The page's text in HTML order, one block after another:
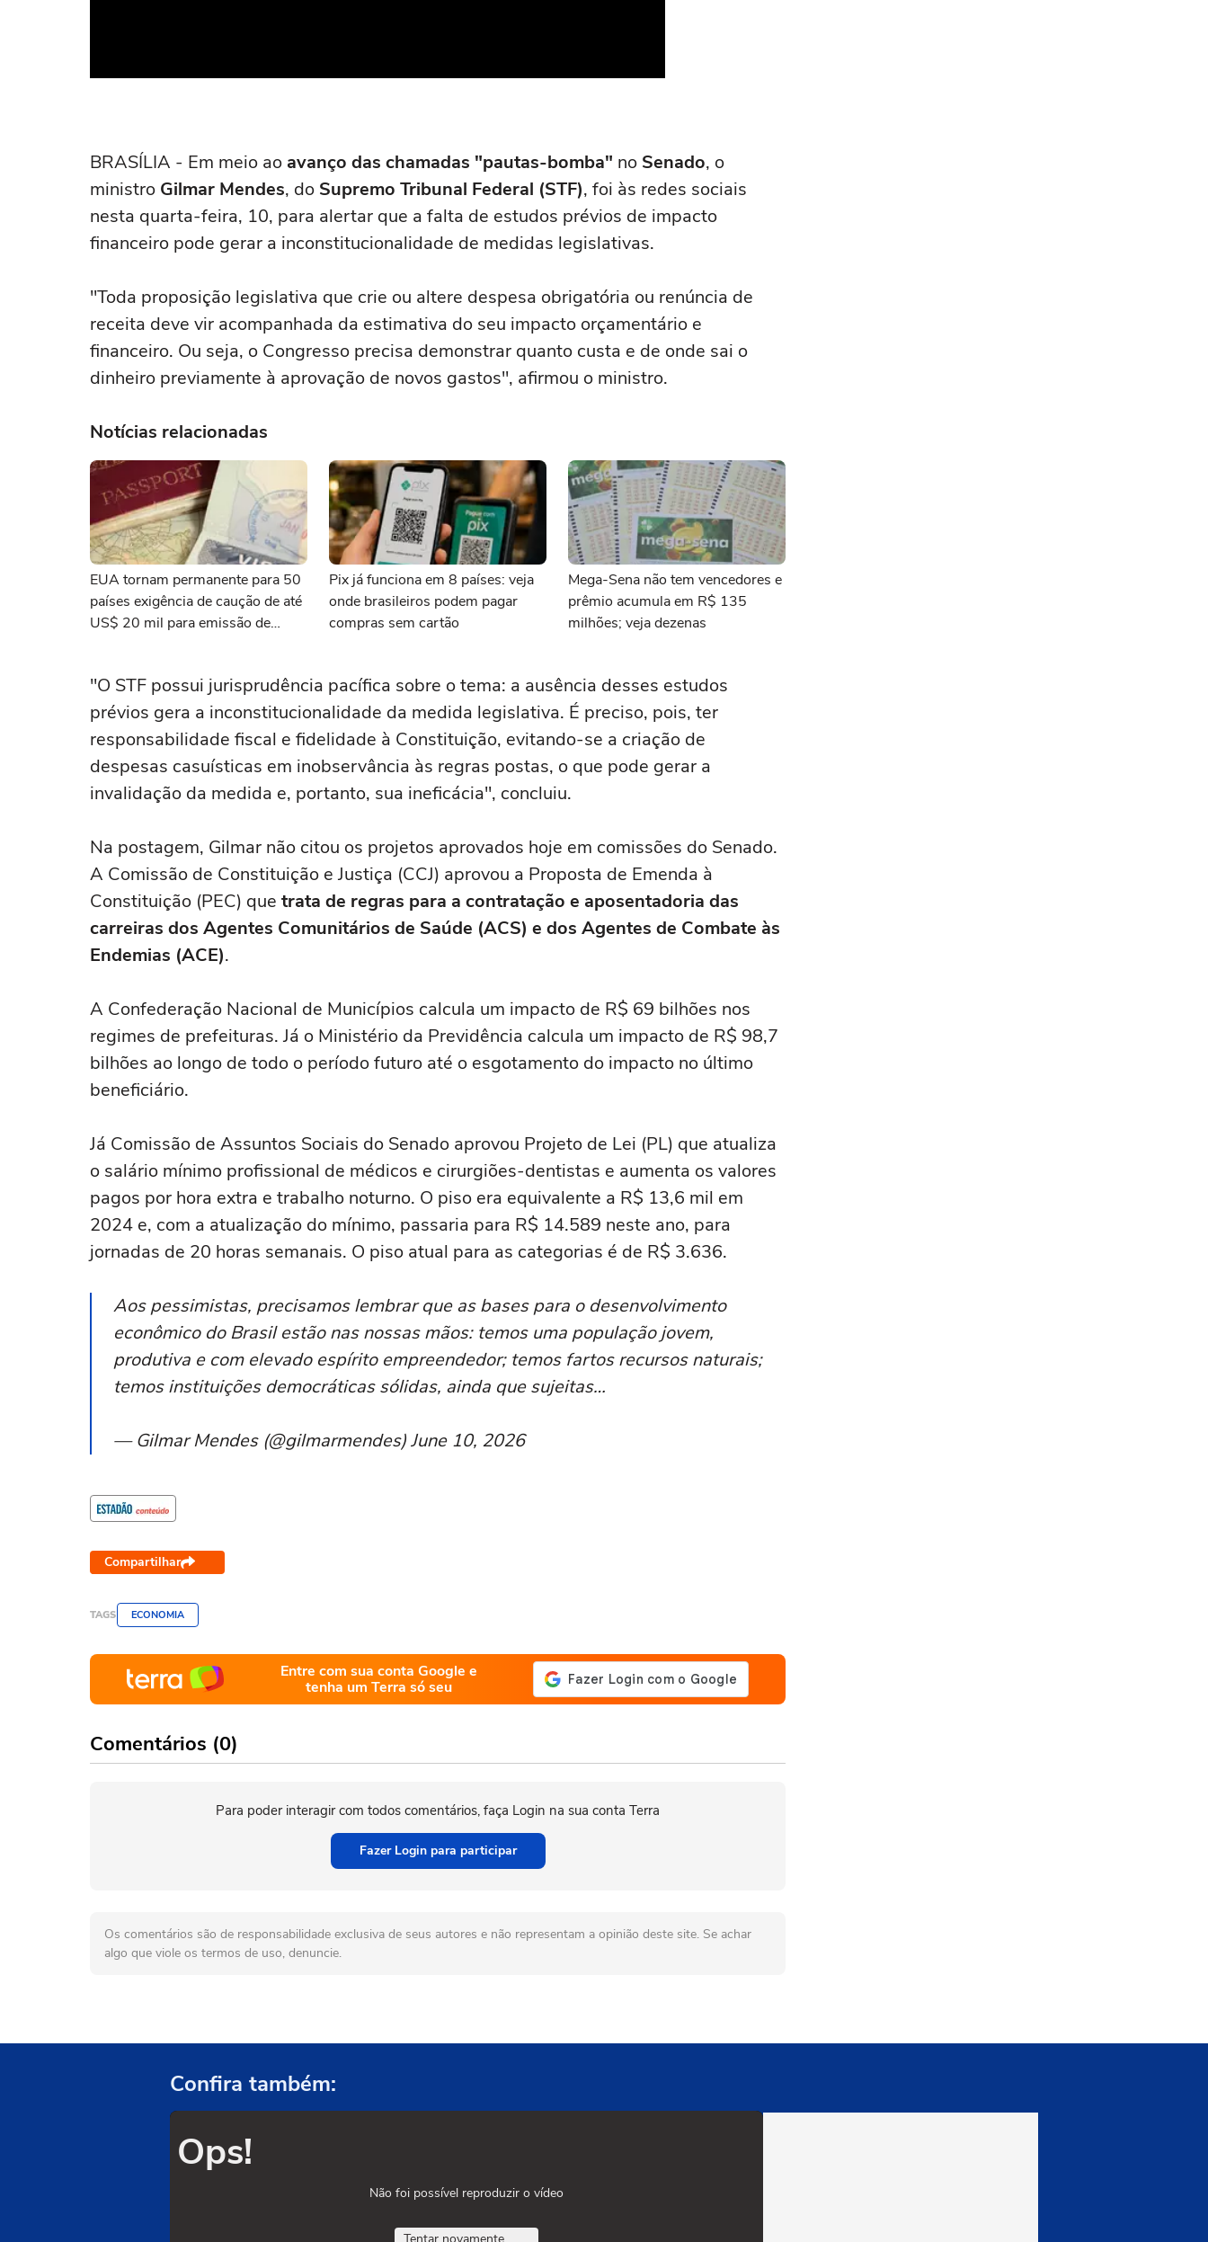
BRASÍLIA - Em meio ao avanço das chamadas "pautas-bomba" no Senado, o
ministro Gilmar Mendes, do Supremo Tribunal Federal (STF), foi às redes sociais
nesta quarta-feira, 10, para alertar que a falta de estudos prévios de impacto
financeiro pode gerar a inconstitucionalidade de medidas legislativas.
"Toda proposição legislativa que crie ou altere despesa obrigatória ou renúncia de
receita deve vir acompanhada da estimativa do seu impacto orçamentário e
financeiro. Ou seja, o Congresso precisa demonstrar quanto custa e de onde sai o
dinheiro previamente à aprovação de novos gastos", afirmou o ministro.
Notícias relacionadas
EUA tornam permanente para 50
países exigência de caução de até
US$ 20 mil para emissão de
Pix já funciona em 8 países: veja
onde brasileiros podem pagar
compras sem cartão
Mega-Sena não tem vencedores e
prêmio acumula em R$ 135
milhões; veja dezenas
"O STF possui jurisprudência pacífica sobre o tema: a ausência desses estudos
prévios gera a inconstitucionalidade da medida legislativa. É preciso, pois, ter
responsabilidade fiscal e fidelidade à Constituição, evitando-se a criação de
despesas casuísticas em inobservância às regras postas, o que pode gerar a
invalidação da medida e, portanto, sua ineficácia", concluiu.
Na postagem, Gilmar não citou os projetos aprovados hoje em comissões do Senado.
A Comissão de Constituição e Justiça (CCJ) aprovou a Proposta de Emenda à
Constituição (PEC) que trata de regras para a contratação e aposentadoria das
carreiras dos Agentes Comunitários de Saúde (ACS) e dos Agentes de Combate às
Endemias (ACE).
A Confederação Nacional de Municípios calcula um impacto de R$ 69 bilhões nos
regimes de prefeituras. Já o Ministério da Previdência calcula um impacto de R$ 98,7
bilhões ao longo de todo o período futuro até o esgotamento do impacto no último
beneficiário.
Já Comissão de Assuntos Sociais do Senado aprovou Projeto de Lei (PL) que atualiza
o salário mínimo profissional de médicos e cirurgiões-dentistas e aumenta os valores
pagos por hora extra e trabalho noturno. O piso era equivalente a R$ 13,6 mil em
2024 e, com a atualização do mínimo, passaria para R$ 14.589 neste ano, para
jornadas de 20 horas semanais. O piso atual para as categorias é de R$ 3.636.
Aos pessimistas, precisamos lembrar que as bases para o desenvolvimento
econômico do Brasil estão nas nossas mãos: temos uma população jovem,
produtiva e com elevado espírito empreendedor; temos fartos recursos naturais;
temos instituições democráticas sólidas, ainda que sujeitas…
— Gilmar Mendes (@gilmarmendes) June 10, 2026
Compartilhar
TAGS ECONOMIA
Entre com sua conta Google e
tenha um Terra só seu
Comentários (0)
Para poder interagir com todos comentários, faça Login na sua conta Terra
Fazer Login para participar
Os comentários são de responsabilidade exclusiva de seus autores e não representam a opinião deste site. Se achar
algo que viole os termos de uso, denuncie.
Confira também:
Ops!
Não foi possível reproduzir o vídeo